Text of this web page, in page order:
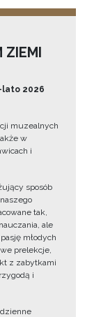
ZIEMI
2026
muzealnych
w
i
sposób
tak,
ale
młodych
prelekcje,
z zabytkami
i